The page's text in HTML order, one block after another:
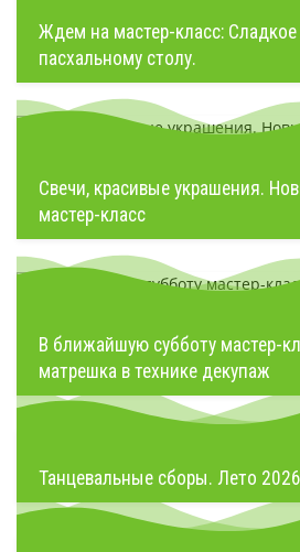
Ждем на мастер-класс:
пасхальному столу.
Свечи, красивые украшения.
мастер-класс
В ближайшую субботу мастер-
матрешка в технике декупаж
Танцевальные сборы. Лето